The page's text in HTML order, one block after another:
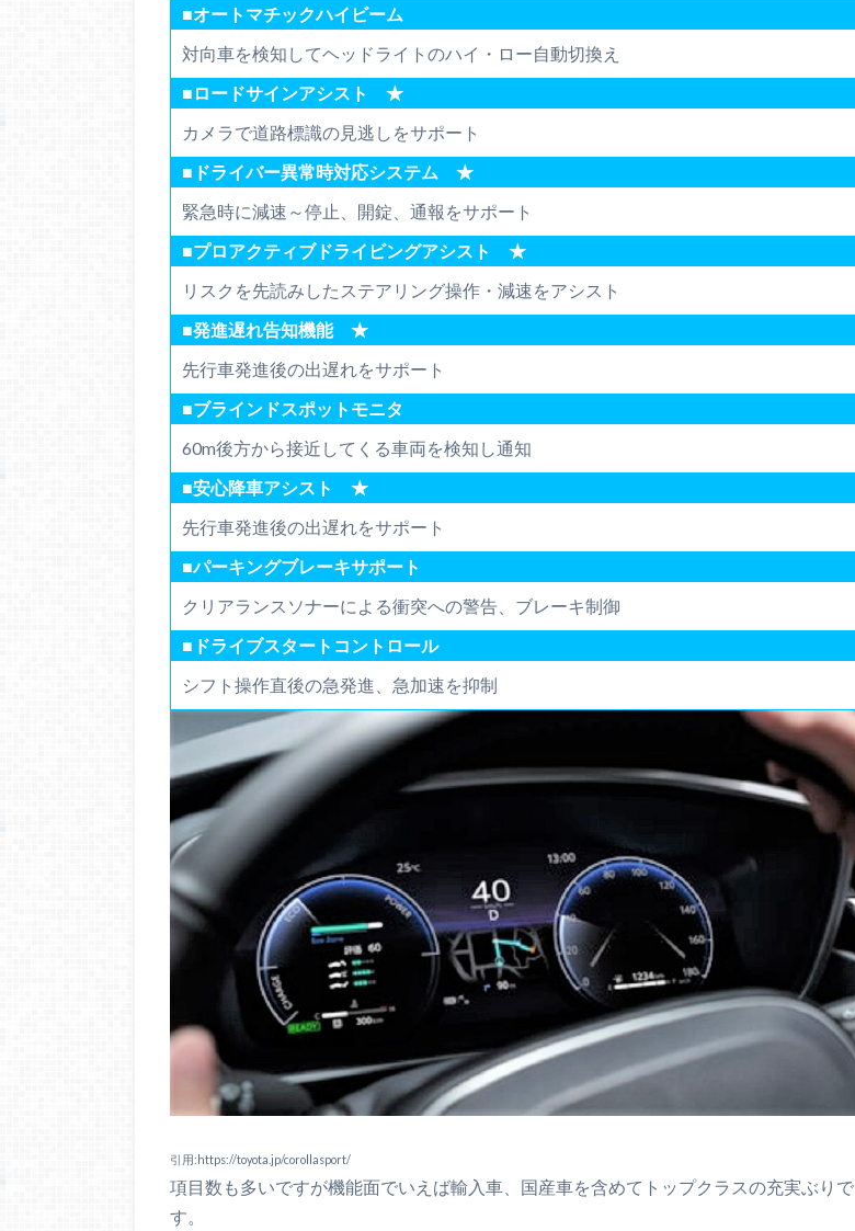
■オートマチックハイビーム
対向車を検知してヘッドライトのハイ・ロー自動切換え
■ロードサインアシスト ★
カメラで道路標識の見逃しをサポート
■ドライバー異常時対応システム ★
緊急時に減速～停止、開錠、通報をサポート
■プロアクティブドライビングアシスト ★
リスクを先読みしたステアリング操作・減速をアシスト
■発進遅れ告知機能 ★
先行車発進後の出遅れをサポート
■ブラインドスポットモニタ
60m後方から接近してくる車両を検知し通知
■安心降車アシスト ★
先行車発進後の出遅れをサポート
■パーキングブレーキサポート
クリアランスソナーによる衝突への警告、ブレーキ制御
■ドライブスタートコントロール
シフト操作直後の急発進、急加速を抑制
引用:https://toyota.jp/corollasport/
項目数も多いですが機能面でいえば輸入車、国産車を含めてトップクラスの充実ぶりで
す。